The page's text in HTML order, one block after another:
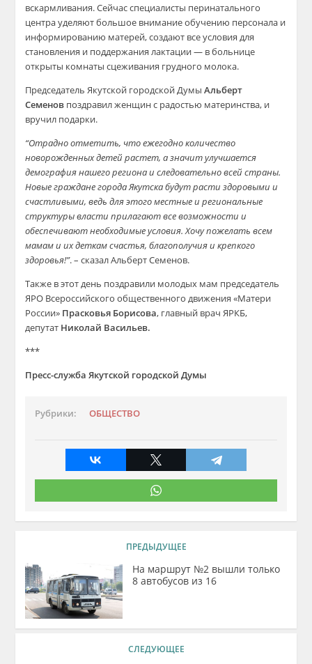
вскармливания. Сейчас специалисты перинатального
центра уделяют большое внимание обучению персонала и
информированию матерей, создают все условия для
становления и поддержания лактации — в больнице
открыты комнаты сцеживания грудного молока.
Председатель Якутской городской ДумыАльберт
Семенов поздравил женщин с радостью материнства, и
вручил подарки.
“Отрадно отметить, что ежегодно количество
новорожденных детей растет, а значит улучшается
демография нашего региона и следовательно всей страны.
Новые граждане города Якутска будут расти здоровыми и
счастливыми, ведь для этого местные и региональные
структуры власти прилагают все возможности и
обеспечивают необходимые условия. Хочу пожелать всем
мамам и их деткам счастья, благополучия и крепкого
здоровья!”. – сказал Альберт Семенов.
Также в этот день поздравили молодых мам председатель
ЯРО Всероссийского общественного движения «Матери
России» Прасковья Борисова, главный врач ЯРКБ,
депутат Николай Васильев.
***
Пресс-служба Якутской городской Думы
Рубрики: ОБЩЕСТВО
ПРЕДЫДУЩЕЕ
На маршрут №2 вышли только
8 автобусов из 16
СЛЕДУЮЩЕЕ